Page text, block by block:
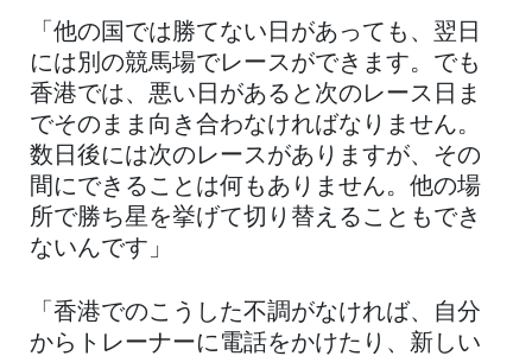
「他の国では勝てない日があっても、翌日
には別の競馬場でレースができます。でも
香港では、悪い日があると次のレース日ま
でそのまま向き合わなければなりません。
数日後には次のレースがありますが、その
間にできることは何もありません。他の場
所で勝ち星を挙げて切り替えることもでき
ないんです」
「香港でのこうした不調がなければ、自分
からトレーナーに電話をかけたり、新しい